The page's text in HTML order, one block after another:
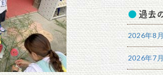
過去
2026年8
2026年7